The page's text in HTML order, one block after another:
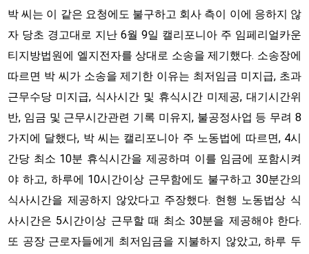
박 씨는 이 같은 요청에도 불구하고 회사 측이 이에 응하지 않
자 당초 경고대로 지난 6월 9일 캘리포니아 주 임페리얼카운
티지방법원에 엘지전자를 상대로 소송을 제기했다. 소송장에
따르면 박 씨가 소송을 제기한 이유는 최저임금 미지급, 초과
근무수당 미지급, 식사시간 및 휴식시간 미제공, 대기시간위
반, 임금 및 근무시간관련 기록 미유지, 불공정사업 등 무려 8
가지에 달했다, 박 씨는 캘리포니아 주 노동법에 따르면, 4시
간당 최소 10분 휴식시간을 제공하며 이를 임금에 포함시켜
야 하고, 하루에 10시간이상 근무함에도 불구하고 30분간의
식사시간을 제공하지 않았다고 주장했다. 현행 노동법상 식
사시간은 5시간이상 근무할 때 최소 30분을 제공해야 한다.
또 공장 근로자들에게 최저임금을 지불하지 않았고, 하루 두